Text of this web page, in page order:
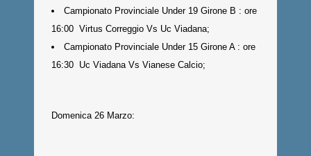
Campionato Provinciale Under 19 Girone B : ore
16:00 Virtus Correggio Vs Uc Viadana;
Campionato Provinciale Under 15 Girone A : ore
16:30 Uc Viadana Vs Vianese Calcio;
Domenica 26 Marzo: